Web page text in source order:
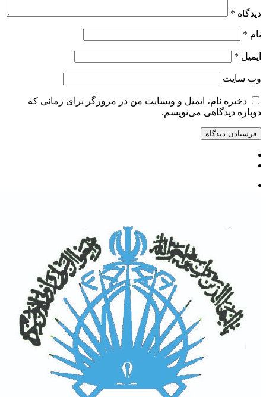
دیدگاه *
نام *
ایمیل *
وب‌ سایت
ذخیره نام، ایمیل و وبسایت من در مرورگر برای زمانی که
دوباره دیدگاهی می‌نویسم.